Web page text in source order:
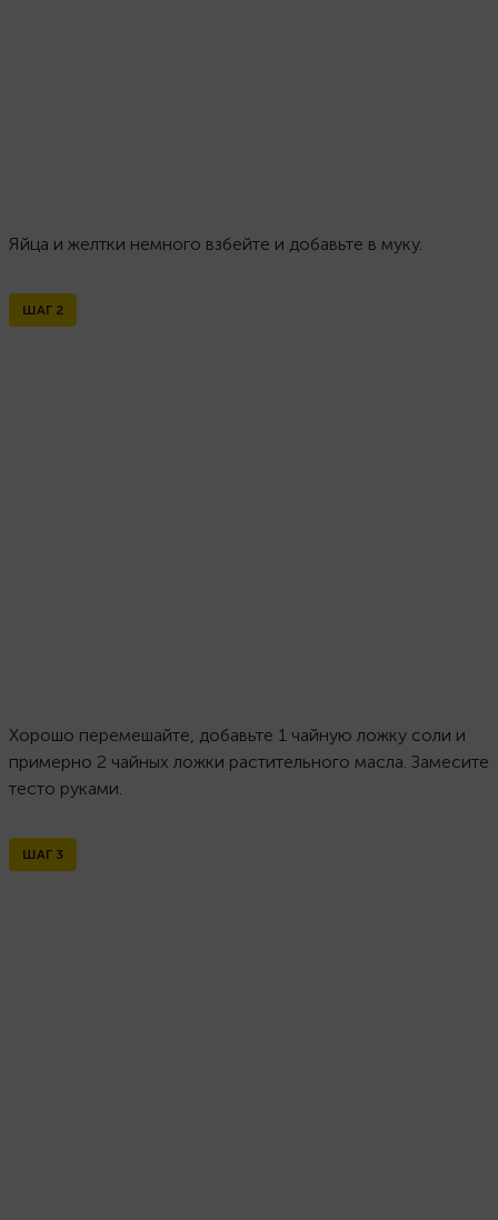
Яйца и желтки немного взбейте и добавьте в муку.
ШАГ 2
Хорошо перемешайте, добавьте 1 чайную ложку соли и
примерно 2 чайных ложки растительного масла. Замесите
тесто руками.
ШАГ 3